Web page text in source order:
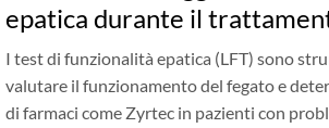
epatica durante il
I test di funzionalità epatica (LFT) sono
valutare il funzionamento del fegato e
di farmaci come Zyrtec in pazienti con